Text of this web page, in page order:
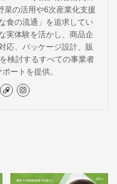
菜の活用や6次産業化支援
食の流通」を追求してい
実体験を活かし、商品企
応、パッケージ設計、販
検討するすべての事業者
ートを提供。